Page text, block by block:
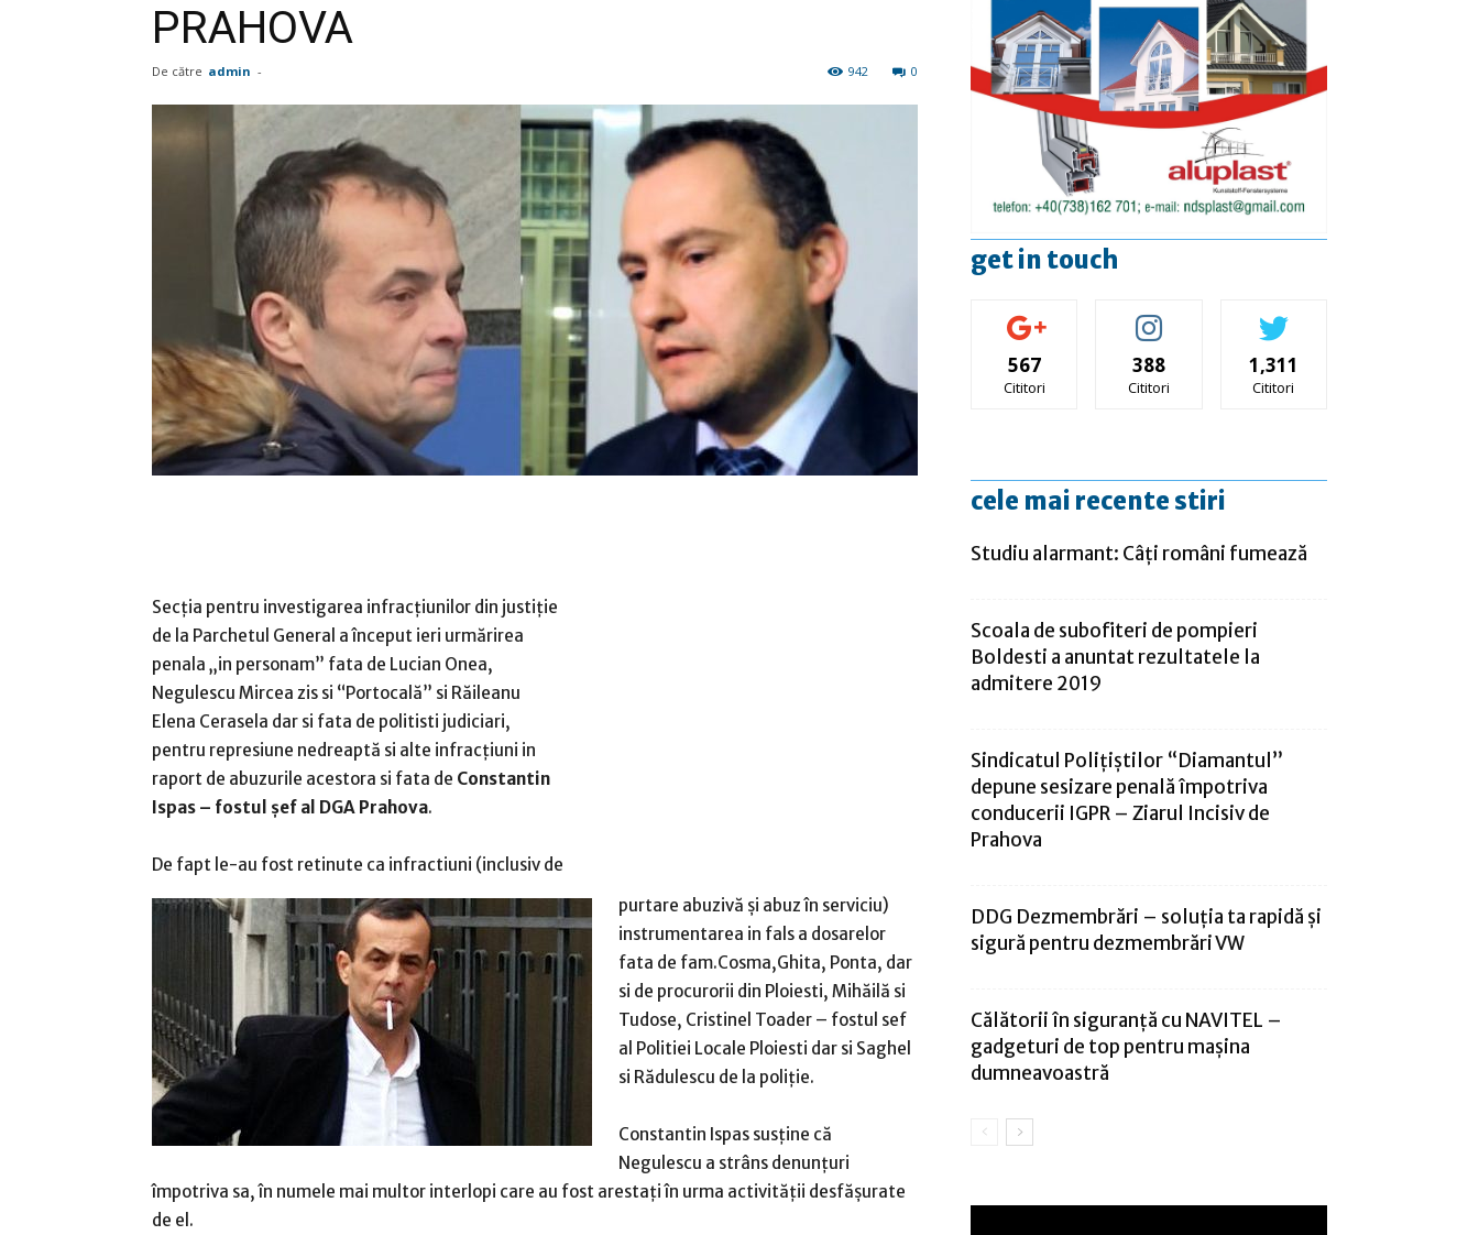
PRAHOVA
De către admin - 0
942
Secția pentru investigarea infracțiunilor din justiție
de la Parchetul General a început ieri urmărirea
penala „in personam” fata de Lucian Onea,
Negulescu Mircea zis si “Portocală” si Răileanu
Elena Cerasela dar si fata de politisti judiciari,
pentru represiune nedreaptă si alte infracțiuni in
raport de abuzurile acestora si fata de Constantin
Ispas – fostul șef al DGA Prahova.
De fapt le-au fost retinute ca infractiuni (inclusiv de
purtare abuzivă și abuz în serviciu)
instrumentarea in fals a dosarelor
fata de fam.Cosma,Ghita, Ponta, dar
si de procurorii din Ploiesti, Mihăilă si
Tudose, Cristinel Toader – fostul sef
al Politiei Locale Ploiesti dar si Saghel
si Rădulescu de la poliție.
Constantin Ispas susține că
Negulescu a strâns denunțuri
împotriva sa, în numele mai multor interlopi care au fost arestați în urma activității desfășurate
de el.
get in touch
567
Cititori
388
Cititori
1,311
Cititori
cele mai recente stiri
Studiu alarmant: Câți români fumează
Scoala de subofiteri de pompieri
Boldesti a anuntat rezultatele la
admitere 2019
Sindicatul Polițiștilor “Diamantul”
depune sesizare penală împotriva
conducerii IGPR – Ziarul Incisiv de
Prahova
DDG Dezmembrări – soluția ta rapidă și
sigură pentru dezmembrări VW
Călătorii în siguranță cu NAVITEL –
gadgeturi de top pentru mașina
dumneavoastră